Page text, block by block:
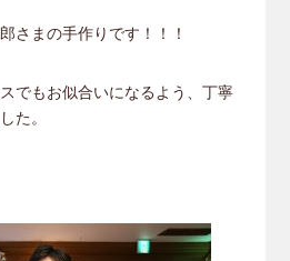
さまの手作りです！！！
でもお似合いになるよう、丁寧
た。